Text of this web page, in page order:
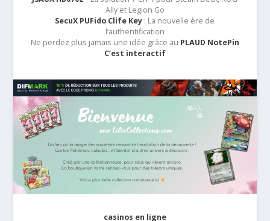
Ally et Legion Go
SecuX PUFido Clife Key : La nouvelle ère de
l’authentification
Ne perdez plus jamais une idée grâce au PLAUD NotePin
C’est interactif
casinos en ligne